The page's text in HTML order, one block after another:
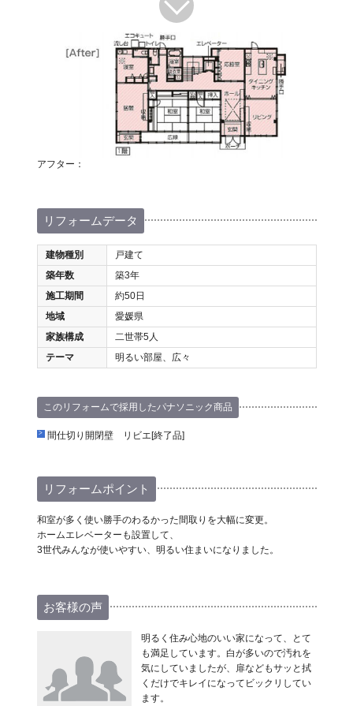
アフター：
リフォームデータ
建物種別
戸建て
築年数
築3年
施工期間
約50日
地域
愛媛県
家族構成
二世帯5人
テーマ
明るい部屋、広々
このリフォームで採用したパナソニック商品
間仕切り開閉壁 リビエ[終了品]
リフォームポイント
和室が多く使い勝手のわるかった間取りを大幅に変更。
ホームエレベーターも設置して、
3世代みんなが使いやすい、明るい住まいになりました。
お客様の声
明るく住み心地のいい家になって、とて
も満足しています。白が多いので汚れを
気にしていましたが、扉などもサッと拭
くだけでキレイになってビックリしてい
ます。